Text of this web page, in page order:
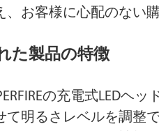
、お客様に心配のない
た製品の特徴
の充電式LEDヘ
て明るさレベルを調整